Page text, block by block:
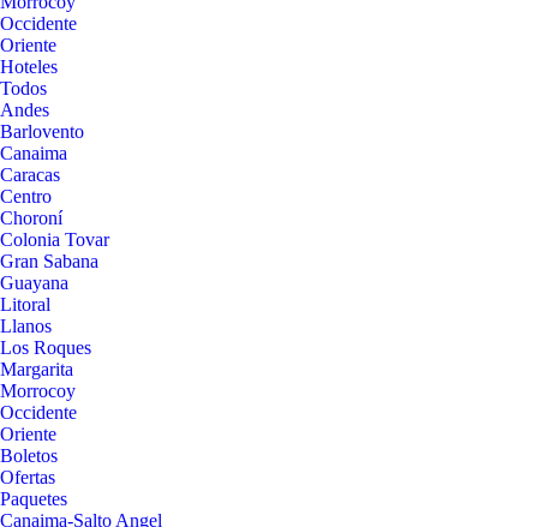
Occidente
Oriente
Hoteles
Todos
Andes
Barlovento
Canaima
Caracas
Centro
Choroní
Colonia Tovar
Gran Sabana
Guayana
Litoral
Llanos
Los Roques
Margarita
Morrocoy
Occidente
Oriente
Boletos
Ofertas
Paquetes
Canaima-Salto Angel